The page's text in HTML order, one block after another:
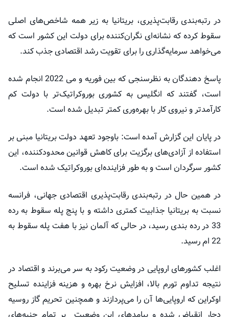
در رتبه‌بندی رقابت‌پذیری، بریتانیا به زیر همه شاخص‌های اصلی
سقوط کرده که نشانه‌ای نگران‌کننده برای دولت این کشور است که
می‌خواهد سرمایه‌گذاری را برای تقویت رشد اقتصادی جذب کند.
پاسخ دهندگان به نظرسنجی که بین فوریه و می 2022 انجام شده
است، گفتند که انگلیس به کشوری بوروکراتیک‌تر با دولت کم
کارآمدتر و نیروی کار با بهره‌وری کمتر تبدیل شده است.
در پایان این گزارش آمده است: باوجود تعهد دولت بریتانیا مبنی بر
استفاده از آزادی‌های برگزیت برای کاهش قوانین محدودکننده، این
کشور سرگردان است و به طور فزاینده‌ای بوروکراتیک شده است.
در همین حال در رتبه‌بندی رقابت‌پذیری اقتصادی جهانی‌، فرانسه
نسبت به بریتانیا جذابیت کمتری داشته و با پنج پله سقوط به رده
33 در رده بندی رسید، در حالی که آلمان نیز با هفت پله سقوط به
22 ام رسید.
اغلب کشورهای اروپایی در وضعیت رکود به سر می‌برند و اقتصاد در
نتیجه تداوم تورم بالا، افزایش نرخ بهره و هزینه فزاینده تسلیح
اوکراین که اروپایی‌ها آن را می‌پردازند و همچنین تحریم گاز روسیه